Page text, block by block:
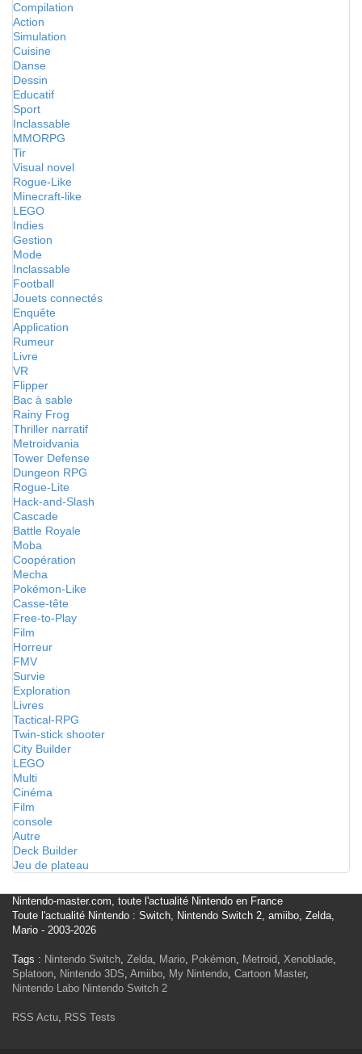
Compilation
Action
Simulation
Cuisine
Danse
Dessin
Educatif
Sport
Inclassable
MMORPG
Tir
Visual novel
Rogue-Like
Minecraft-like
LEGO
Indies
Gestion
Mode
Inclassable
Football
Jouets connectés
Enquête
Application
Rumeur
Livre
VR
Flipper
Bac à sable
Rainy Frog
Thriller narratif
Metroidvania
Tower Defense
Dungeon RPG
Rogue-Lite
Hack-and-Slash
Cascade
Battle Royale
Moba
Coopération
Mecha
Pokémon-Like
Casse-tête
Free-to-Play
Film
Horreur
FMV
Survie
Exploration
Livres
Tactical-RPG
Twin-stick shooter
City Builder
LEGO
Multi
Cinéma
Film
console
Autre
Deck Builder
Jeu de plateau
Nintendo-master.com, toute l'actualité Nintendo en France
Toute l'actualité Nintendo : Switch, Nintendo Switch 2, amiibo, Zelda,
Mario - 2003-2026
Tags : Nintendo Switch, Zelda, Mario, Pokémon, Metroid, Xenoblade,
Splatoon, Nintendo 3DS, Amiibo, My Nintendo, Cartoon Master,
Nintendo Labo Nintendo Switch 2
RSS Actu, RSS Tests